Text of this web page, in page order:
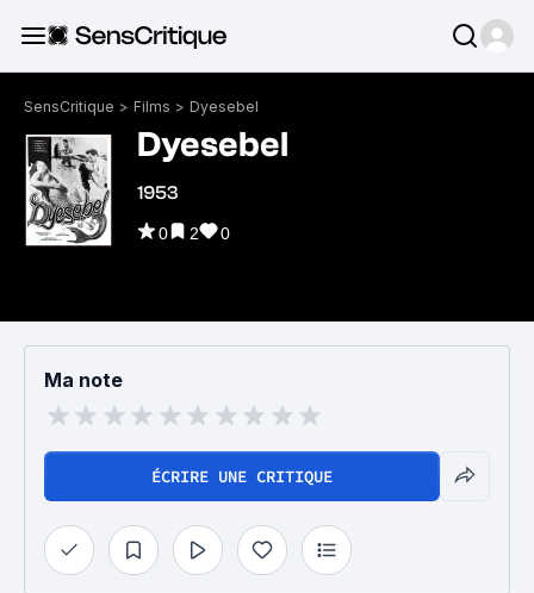
SensCritique > Films > Dyesebel
Dyesebel
1953
0 2 0
Ma note
ÉCRIRE UNE CRITIQUE